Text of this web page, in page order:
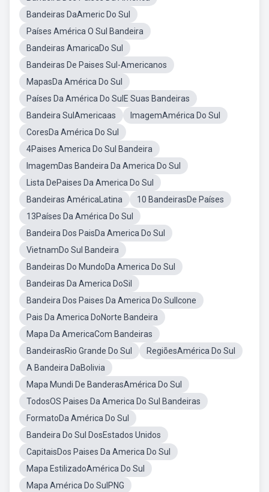
Bandeiras DaAmeric Do Sul
Países América O Sul Bandeira
Bandeiras AmaricaDo Sul
Bandeiras De Paises Sul-Americanos
MapasDa América Do Sul
Países Da América Do SulE Suas Bandeiras
Bandeira SulAmericaas
ImagemAmérica Do Sul
CoresDa América Do Sul
4Paises America Do Sul Bandeira
ImagemDas Bandeira Da America Do Sul
Lista DePaises Da America Do Sul
Bandeiras AméricaLatina
10 BandeirasDe Países
13Países Da América Do Sul
Bandeira Dos PaisDa America Do Sul
VietnamDo Sul Bandeira
Bandeiras Do MundoDa America Do Sul
Bandeiras Da America DoSil
Bandeira Dos Paises Da America Do SulIcone
Pais Da America DoNorte Bandeira
Mapa Da AmericaCom Bandeiras
BandeirasRio Grande Do Sul
RegiõesAmérica Do Sul
A Bandeira DaBolivia
Mapa Mundi De BanderasAmérica Do Sul
TodosOS Paises Da America Do Sul Bandeiras
FormatoDa América Do Sul
Bandeira Do Sul DosEstados Unidos
CapitaisDos Paises Da America Do Sul
Mapa EstilizadoAmérica Do Sul
Mapa América Do SulPNG